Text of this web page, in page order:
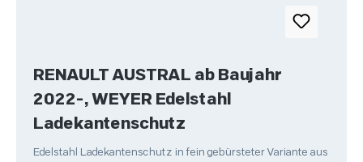
RENAULT AUSTRAL ab Baujahr
2022-, WEYER Edelstahl
Ladekantenschutz
Edelstahl Ladekantenschutz in fein gebürsteter Variante aus